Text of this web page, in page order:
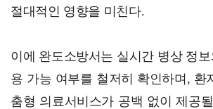
절대적인 영향을 미친다.
이에 완도소방서는 실시간 병상 정
용 가능 여부를 철저히 확인하며, 환
춤형 의료서비스가 공백 없이 제공